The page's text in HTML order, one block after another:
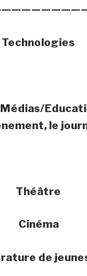
Technologies
le
Théâtre
Cinéma
de